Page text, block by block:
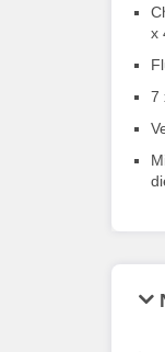
x
7